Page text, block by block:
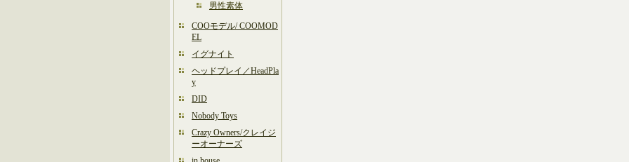
男性素体
COOモデル/ COOMOD
EL
イグナイト
ヘッドプレイ／HeadPla
y
DID
Nobody Toys
Crazy Owners/クレイジ
ーオーナーズ